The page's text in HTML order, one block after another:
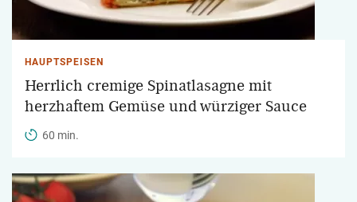
HAUPTSPEISEN
Herrlich cremige Spinatlasagne mit
herzhaftem Gemüse und würziger Sauce
60 min.